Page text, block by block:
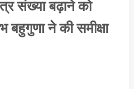
संख्या बढ़ाने को
बहुगुणा ने की समीक्षा